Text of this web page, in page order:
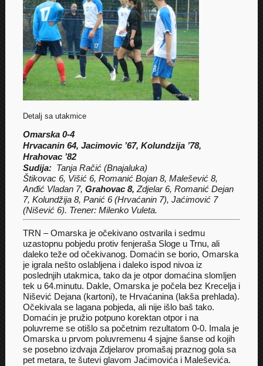
Detalj sa utakmice
Omarska 0-4
Hrvacanin 64, Jacimovic ’67, Kolundzija ’78,
Hrahovac ’82
Sudija: Tanja Račić (Bnajaluka)
Štikovac 6, Višić 6, Romanić Bojan 8, Malešević 8,
Anđić Vladan 7, Grahovac 8, Zdjelar 6, Romanić Dejan
7, Kolundžija 8, Panić 6 (Hrvaćanin 7), Jaćimović 7
(Nišević 6). Trener: Milenko Vuleta.
TRN – Omarska je očekivano ostvarila i sedmu
uzastopnu pobjedu protiv fenjeraša Sloge u Trnu, ali
daleko teže od očekivanog. Domaćin se borio, Omarska
je igrala nešto oslabljena i daleko ispod nivoa iz
poslednjih utakmica, tako da je otpor domaćina slomljen
tek u 64.minutu. Dakle, Omarska je počela bez Krecelja i
Nišević Dejana (kartoni), te Hrvaćanina (lakša prehlada).
Očekivala se lagana pobjeda, ali nije išlo baš tako.
Domaćin je pružio potpuno korektan otpor i na
poluvreme se otišlo sa početnim rezultatom 0-0. Imala je
Omarska u prvom poluvremenu 4 sjajne šanse od kojih
se posebno izdvaja Zdjelarov promašaj praznog gola sa
pet metara, te šutevi glavom Jaćimovića i Maleševića.